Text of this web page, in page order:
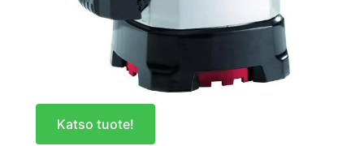
Katso tuote!